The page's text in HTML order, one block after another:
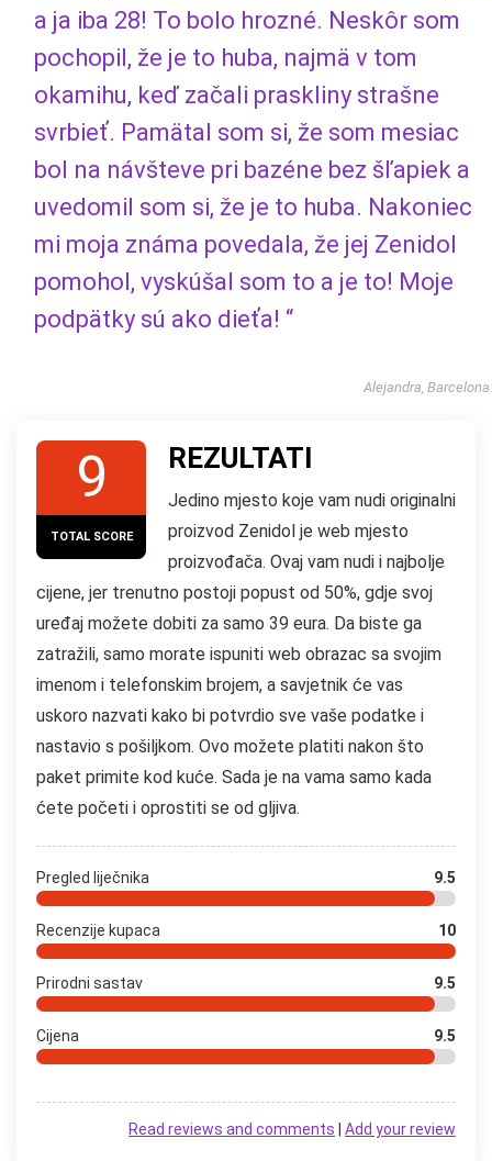
a ja iba 28! To bolo hrozné. Neskôr som
pochopil, že je to huba, najmä v tom
okamihu, keď začali praskliny strašne
svrbieť. Pamätal som si, že som mesiac
bol na návšteve pri bazéne bez šľapiek a
uvedomil som si, že je to huba. Nakoniec
mi moja známa povedala, že jej Zenidol
pomohol, vyskúšal som to a je to! Moje
podpätky sú ako dieťa! “
Alejandra, Barcelona:
9
TOTAL SCORE
REZULTATI
Jedino mjesto koje vam nudi originalni
proizvod Zenidol je web mjesto
proizvođača. Ovaj vam nudi i najbolje
cijene, jer trenutno postoji popust od 50%, gdje svoj
uređaj možete dobiti za samo 39 eura. Da biste ga
zatražili, samo morate ispuniti web obrazac sa svojim
imenom i telefonskim brojem, a savjetnik će vas
uskoro nazvati kako bi potvrdio sve vaše podatke i
nastavio s pošiljkom. Ovo možete platiti nakon što
paket primite kod kuće. Sada je na vama samo kada
ćete početi i oprostiti se od gljiva.
Pregled liječnika 9.5
Recenzije kupaca 10
Prirodni sastav 9.5
Cijena 9.5
Add your review
Read reviews and comments